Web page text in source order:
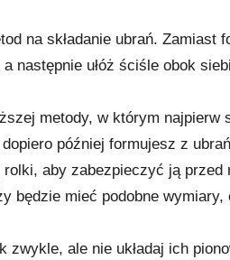
na składanie ubrań. Zamiast
następnie ułóż ściśle obok
metody, w którym najpierw
później formujesz z
aby zabezpieczyć ją przed
mieć podobne wymiary,
ale nie układaj ich